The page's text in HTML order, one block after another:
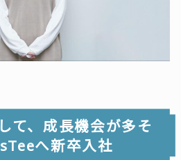
て、成長機会が多そ
へ新卒入社